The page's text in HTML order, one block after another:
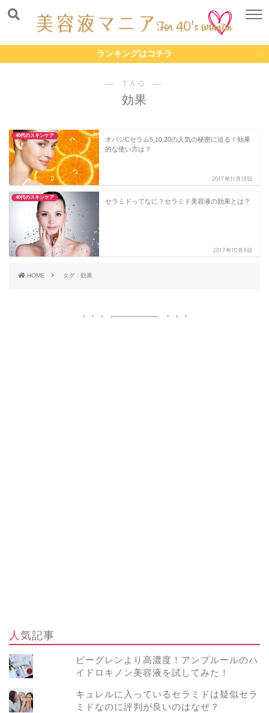
ランキングはコチラ
― TAG ―
効果
40代のスキンケア
オバジCセラム5,10,20の人気の秘密に迫る！効果
的な使い方は？
2017年11月18日
40代のスキンケア
セラミドってなに？セラミド美容液の効果とは？
2017年10月8日
HOME タグ : 効果
人気記事
ビーグレンより高濃度！アンプルールのハ
イドロキノン美容液を試してみた！
キュレルに入っているセラミドは疑似セラ
ミドなのに評判が良いのはなぜ？